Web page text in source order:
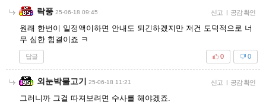
락풍 25-06-18 09:45 신고 | 공감 확인
원래 한번이 일정액이하면 안내도 되긴하겠지만 저건 도덕적으로 너
무 심한 힘결이죠 ㅋ
답글 0
0
외눈박물고기 25-06-18 11:21 신고 | 공감 확인
그러니까 그걸 따져보려면 수사를 해야겠죠.